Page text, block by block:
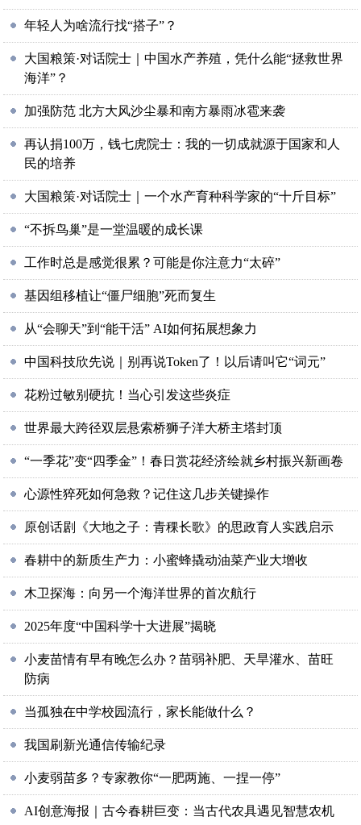
年轻人为啥流行找“搭子”？
大国粮策·对话院士｜中国水产养殖，凭什么能“拯救世界
海洋”？
加强防范 北方大风沙尘暴和南方暴雨冰雹来袭
再认捐100万，钱七虎院士：我的一切成就源于国家和人
民的培养
大国粮策·对话院士｜一个水产育种科学家的“十斤目标”
“不拆鸟巢”是一堂温暖的成长课
工作时总是感觉很累？可能是你注意力“太碎”
基因组移植让“僵尸细胞”死而复生
从“会聊天”到“能干活” AI如何拓展想象力
中国科技欣先说｜别再说Token了！以后请叫它“词元”
花粉过敏别硬抗！当心引发这些炎症
世界最大跨径双层悬索桥狮子洋大桥主塔封顶
“一季花”变“四季金”！春日赏花经济绘就乡村振兴新画卷
心源性猝死如何急救？记住这几步关键操作
原创话剧《大地之子：青稞长歌》的思政育人实践启示
春耕中的新质生产力：小蜜蜂撬动油菜产业大增收
木卫探海：向另一个海洋世界的首次航行
2025年度“中国科学十大进展”揭晓
小麦苗情有早有晚怎么办？苗弱补肥、天旱灌水、苗旺
防病
当孤独在中学校园流行，家长能做什么？
我国刷新光通信传输纪录
小麦弱苗多？专家教你“一肥两施、一捏一停”
AI创意海报｜古今春耕巨变：当古代农具遇见智慧农机